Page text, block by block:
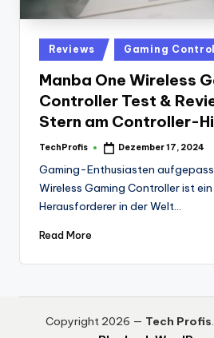
Posted
in
Reviews Gaming
Manba One Wireless
Controller Test &
Stern am Controller-
Posted
TechProfis Dezember 17, 2024
Gaming-Enthusiasten
Wireless Gaming Controller ist
Herausforderer in der Welt…
Read More
Copyright 2026 — Tech Profis